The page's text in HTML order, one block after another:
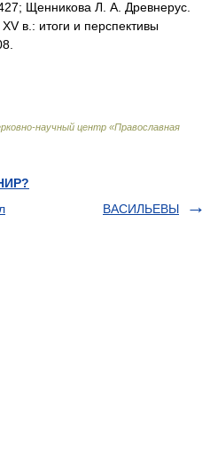
Щенникова Л. А. Древнерус.
в.: итоги и перспективы
научный центр «Православная
ВАСИЛЬЕВЫ